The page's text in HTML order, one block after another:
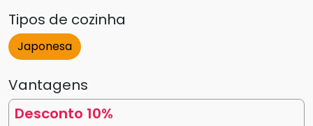
Tipos de cozinha
Japonesa
Vantagens
Desconto 10%